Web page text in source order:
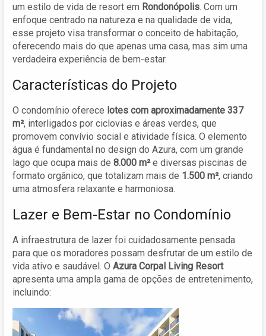
um estilo de vida de resort em Rondonópolis. Com um
enfoque centrado na natureza e na qualidade de vida,
esse projeto visa transformar o conceito de habitação,
oferecendo mais do que apenas uma casa, mas sim uma
verdadeira experiência de bem-estar.
Características do Projeto
O condomínio oferece lotes com aproximadamente 337
m², interligados por ciclovias e áreas verdes, que
promovem convívio social e atividade física. O elemento
água é fundamental no design do Azura, com um grande
lago que ocupa mais de 8.000 m²e diversas piscinas de
formato orgânico, que totalizam mais de 1.500 m², criando
uma atmosfera relaxante e harmoniosa.
Lazer e Bem-Estar no Condomínio
A infraestrutura de lazer foi cuidadosamente pensada
para que os moradores possam desfrutar de um estilo de
vida ativo e saudável. O Azura Corpal Living Resort
apresenta uma ampla gama de opções de entretenimento,
incluindo: